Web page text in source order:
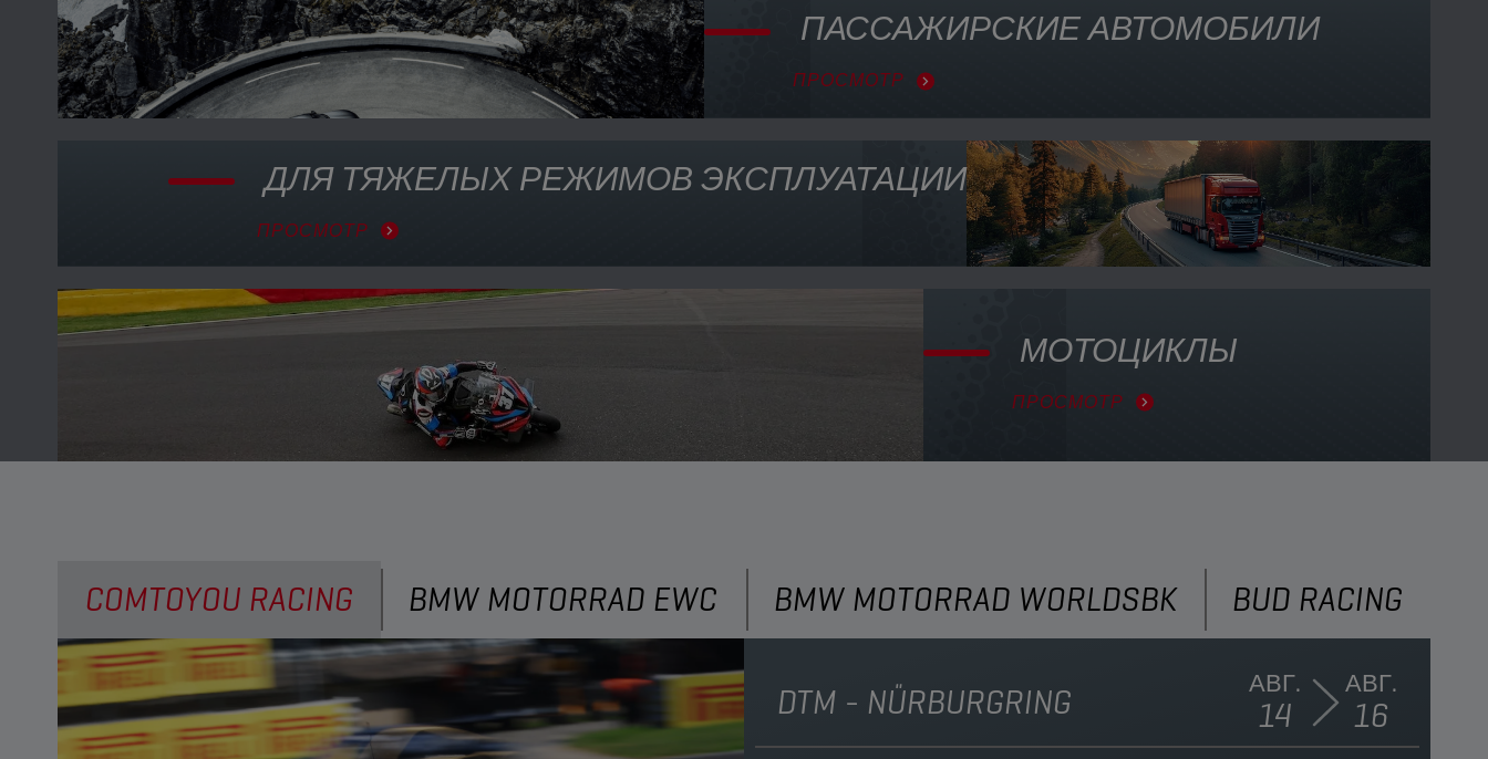
ПАССАЖИРСКИЕ АВТОМОБИЛИ
ПРОСМОТР
ДЛЯ ТЯЖЕЛЫХ РЕЖИМОВ ЭКСПЛУАТАЦИИ
ПРОСМОТР
МОТОЦИКЛЫ
ПРОСМОТР
COMTOYOU RACING BMW MOTORRAD EWC BMW MOTORRAD WORLDSBK BUD RACING
АВГ.
14
АВГ.
16
DTM - NÜRBURGRING